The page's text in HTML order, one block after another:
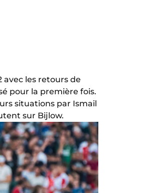
les retours de
pour la première fois.
situations par Ismail
sur Bijlow.